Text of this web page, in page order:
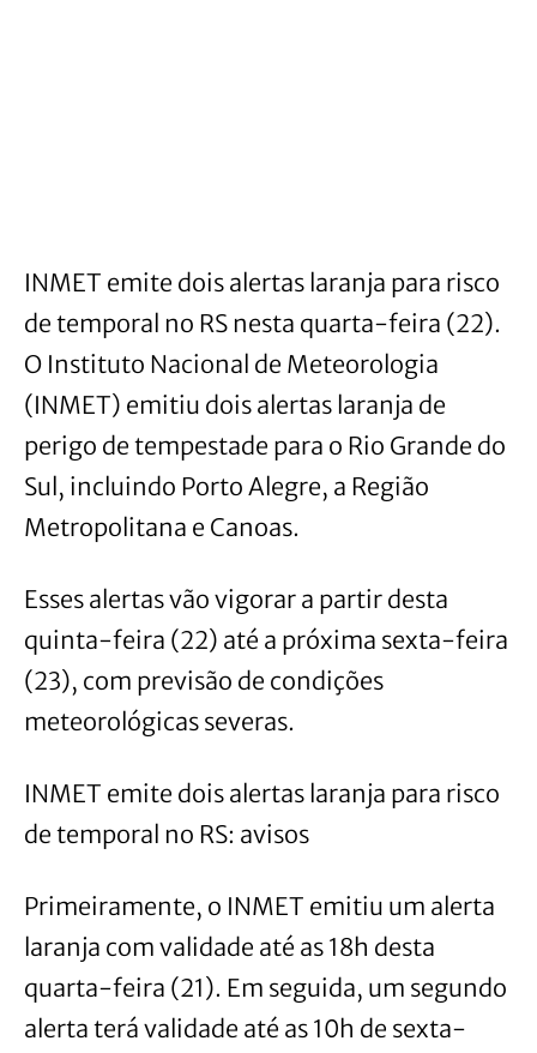
INMET emite dois alertas laranja para risco
de temporal no RS nesta quarta-feira (22).
O Instituto Nacional de Meteorologia
(INMET) emitiu dois alertas laranja de
perigo de tempestade para o Rio Grande do
Sul, incluindo Porto Alegre, a Região
Metropolitana e Canoas.
Esses alertas vão vigorar a partir desta
quinta-feira (22) até a próxima sexta-feira
(23), com previsão de condições
meteorológicas severas.
INMET emite dois alertas laranja para risco
de temporal no RS: avisos
Primeiramente, o INMET emitiu um alerta
laranja com validade até as 18h desta
quarta-feira (21). Em seguida, um segundo
alerta terá validade até as 10h de sexta-